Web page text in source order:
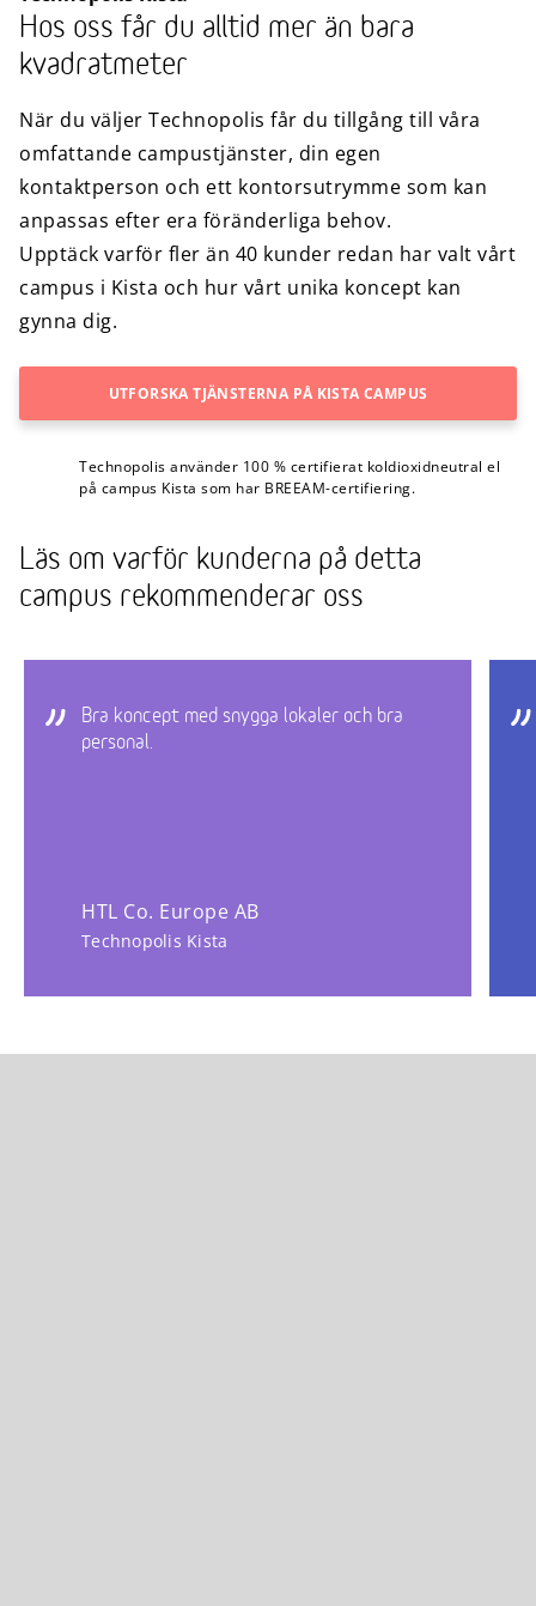
Hos oss får du alltid mer än bara
kvadratmeter
När du väljer Technopolis får du tillgång till våra
omfattande campustjänster, din egen
kontaktperson och ett kontorsutrymme som kan
anpassas efter era föränderliga behov.
Upptäck varför fler än 40 kunder redan har valt vårt
campus i Kista och hur vårt unika koncept kan
gynna dig.
UTFORSKA TJÄNSTERNA PÅ KISTA CAMPUS
Technopolis använder 100 % certifierat koldioxidneutral el
på campus Kista som har BREEAM-certifiering.
Läs om varför kunderna på detta
campus rekommenderar oss
Bra koncept med snygga lokaler och bra
personal.
HTL Co. Europe AB
Technopolis Kista